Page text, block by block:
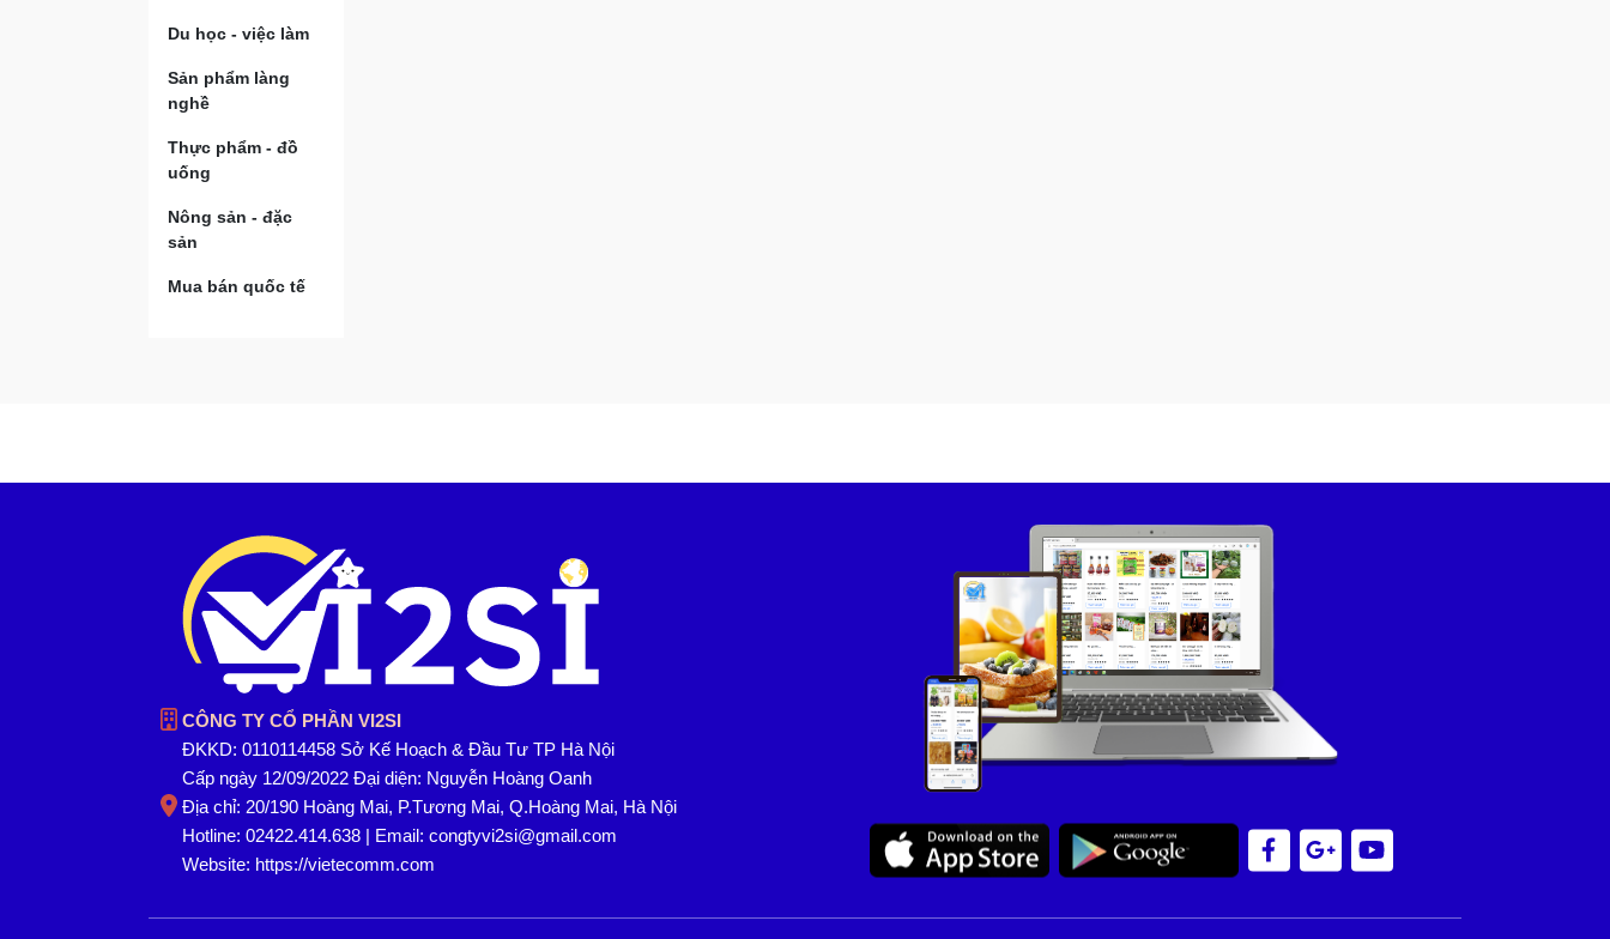
Du học - việc làm
Sản phẩm làng
nghề
Thực phẩm - đồ
uống
Nông sản - đặc
sản
Mua bán quốc tế
CÔNG TY CỔ PHẦN VI2SI
ĐKKD: 0110114458 Sở Kế Hoạch & Đầu Tư TP Hà Nội
Cấp ngày 12/09/2022 Đại diện: Nguyễn Hoàng Oanh
Địa chỉ: 20/190 Hoàng Mai, P.Tương Mai, Q.Hoàng Mai, Hà Nội
Hotline: 02422.414.638 | Email: congtyvi2si@gmail.com
Website: https://vietecomm.com